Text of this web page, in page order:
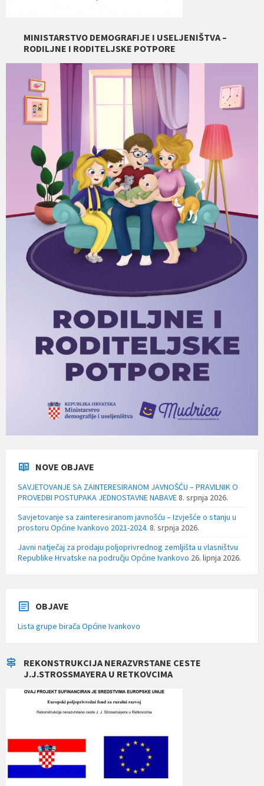
MINISTARSTVO DEMOGRAFIJE I USELJENIŠTVA –
RODILJNE I RODITELJSKE POTPORE
NOVE OBJAVE
SAVJETOVANJE SA ZAINTERESIRANOM JAVNOŠĆU – PRAVILNIK O
PROVEDBI POSTUPAKA JEDNOSTAVNE NABAVE8. srpnja 2026.
Savjetovanje sa zainteresiranom javnošću – Izvješće o stanju u
prostoru Općine Ivankovo 2021-2024. 8. srpnja 2026.
Javni natječaj za prodaju poljoprivrednog zemljišta u vlasništvu
Republike Hrvatske na području Općine Ivankovo 26. lipnja 2026.
OBJAVE
Lista grupe birača Općine Ivankovo
REKONSTRUKCIJA NERAZVRSTANE CESTE
J.J.STROSSMAYERA U RETKOVCIMA